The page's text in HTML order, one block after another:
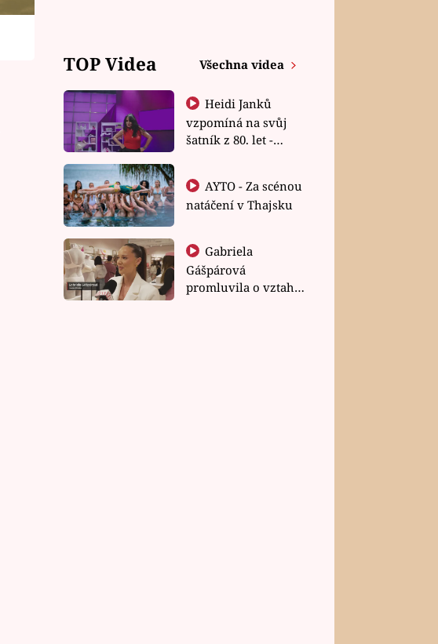
TOP Videa Všechna videa
Heidi Janků
vzpomíná na svůj
šatník z 80. let -
natáčení v Thajsku
Gabriela
Gášpárová
promluvila o vztahu